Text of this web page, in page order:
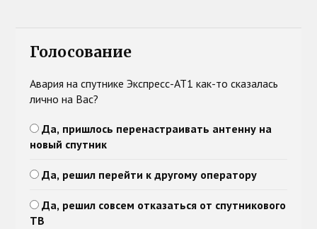
Голосование
Авария на спутнике Экспресс-АТ1 как-то сказалась
лично на Вас?
Да, пришлось перенастраивать антенну на
новый спутник
Да, решил перейти к другому оператору
Да, решил совсем отказаться от спутникового
ТВ